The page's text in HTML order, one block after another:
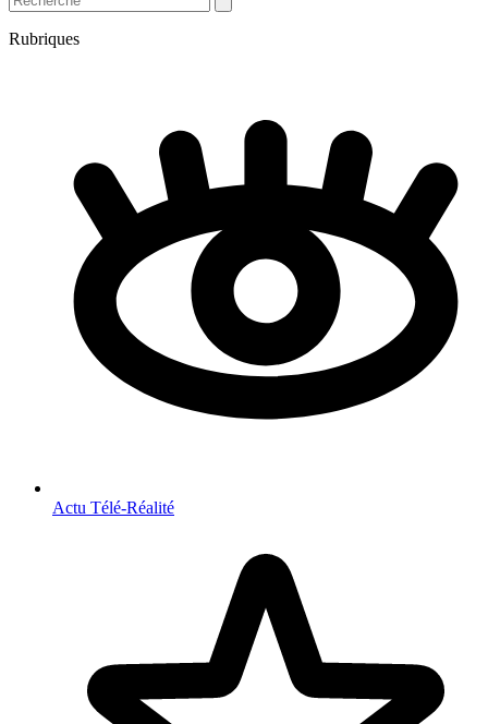
Rubriques
Actu Télé-Réalité